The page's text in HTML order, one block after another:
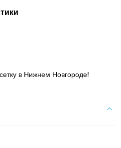
в Нижнем Новгороде!